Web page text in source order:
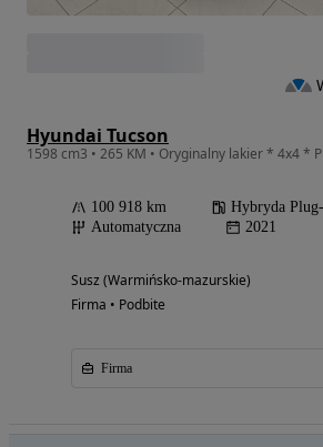
Hyundai Tucson
1598 cm3 • 265 KM • Oryginalny lakier * 4x4 *
100 918 km
Hybryda
Automatyczna
2021
Susz (Warmińsko-mazurskie)
Firma • Podbite
Firma